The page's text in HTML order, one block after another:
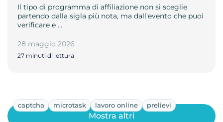
Il tipo di programma di affiliazione non si sceglie
partendo dalla sigla più nota, ma dall'evento che puoi
verificare e …
28 maggio 2026
27 minuti di lettura
captcha microtask lavoro online prelievi
Mostra altri